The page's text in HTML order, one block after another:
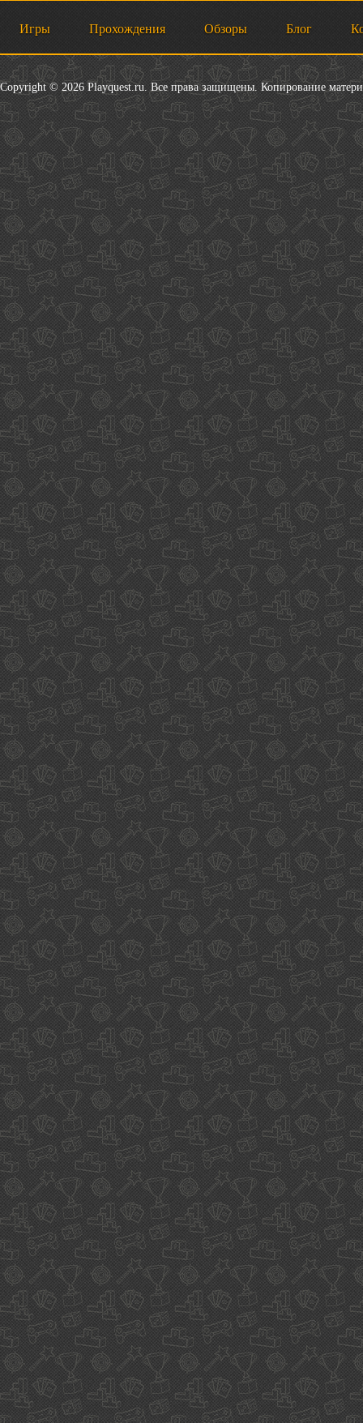
Игры Прохождения Обзоры Блог
Copyright © 2026 Playquest.ru. Все права защищены. Копирование